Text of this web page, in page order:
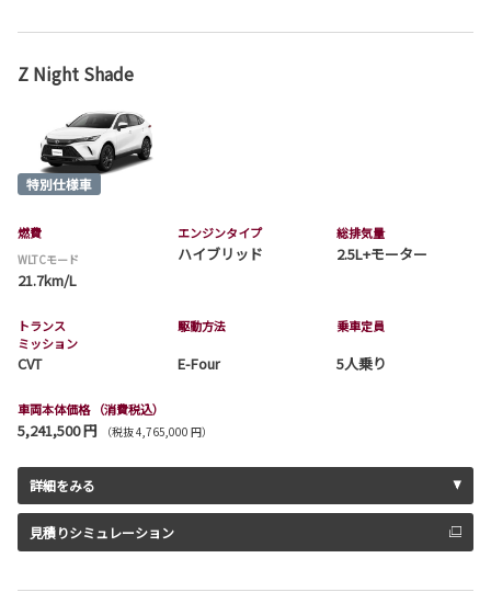
Z Night Shade
燃費
WLTCモード
21.7km/L
エンジンタイプ
ハイブリッド
総排気量
2.5L+モーター
トランス
ミッション
CVT
駆動方法
E-Four
乗車定員
5人乗り
車両本体価格 （消費税込）
5,241,500 円 （税抜 4,765,000 円）
詳細をみる
見積りシミュレーション